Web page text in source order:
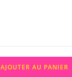
AJOUTER AU PANIER